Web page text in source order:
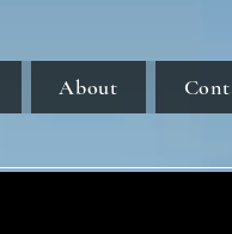
About